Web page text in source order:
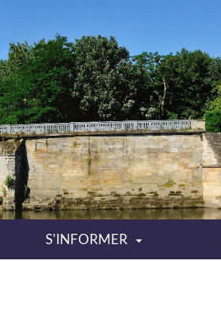
S'INFORMER